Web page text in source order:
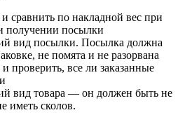
сравнить по накладной вес при
получении посылки
вид посылки. Посылка должна
не помята и не разорвана
проверить, все ли заказанные
вид товара — он должен быть не
иметь сколов.